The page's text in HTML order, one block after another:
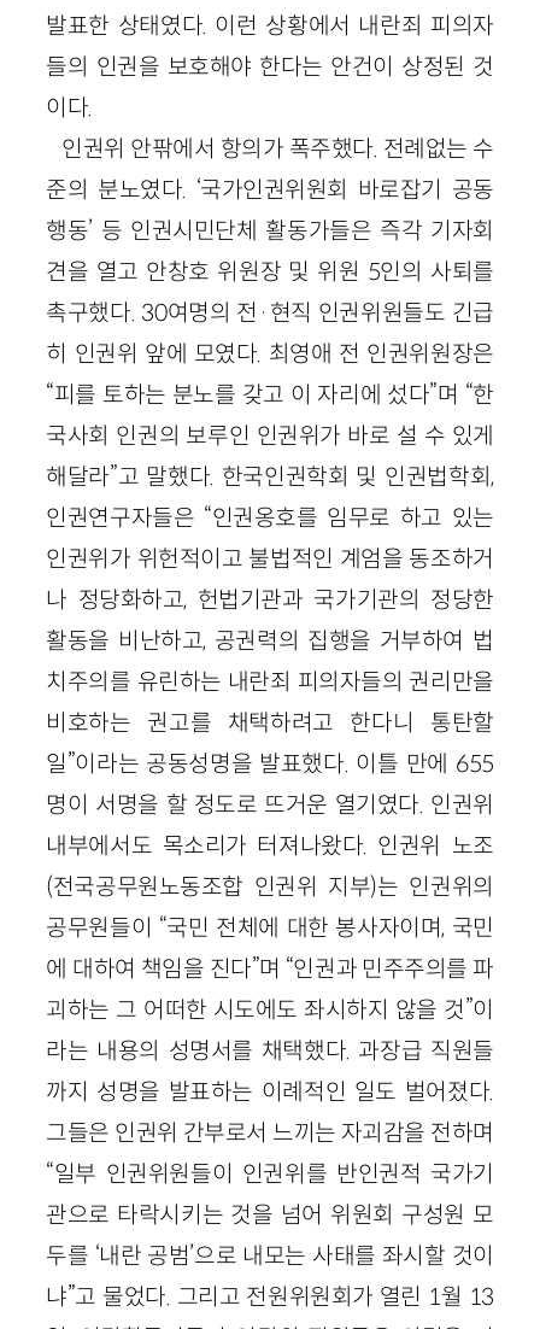
발표한 상태였다. 이런 상황에서 내란죄 피의자
들의 인권을 보호해야 한다는 안건이 상정된 것
이다.
인권위 안팎에서 항의가 폭주했다. 전례없는 수
준의 분노였다. ‘국가인권위원회 바로잡기 공동
행동’ 등 인권시민단체 활동가들은 즉각 기자회
견을 열고 안창호 위원장 및 위원 5인의 사퇴를
촉구했다. 30여명의 전·현직 인권위원들도 긴급
히 인권위 앞에 모였다. 최영애 전 인권위원장은
“피를 토하는 분노를 갖고 이 자리에 섰다”며 “한
국사회 인권의 보루인 인권위가 바로 설 수 있게
해달라”고 말했다. 한국인권학회 및 인권법학회,
인권연구자들은 “인권옹호를 임무로 하고 있는
인권위가 위헌적이고 불법적인 계엄을 동조하거
나 정당화하고, 헌법기관과 국가기관의 정당한
활동을 비난하고, 공권력의 집행을 거부하여 법
치주의를 유린하는 내란죄 피의자들의 권리만을
비호하는 권고를 채택하려고 한다니 통탄할
일”이라는 공동성명을 발표했다. 이틀 만에 655
명이 서명을 할 정도로 뜨거운 열기였다. 인권위
내부에서도 목소리가 터져나왔다. 인권위 노조
(전국공무원노동조합 인권위 지부)는 인권위의
공무원들이 “국민 전체에 대한 봉사자이며, 국민
에 대하여 책임을 진다”며 “인권과 민주주의를 파
괴하는 그 어떠한 시도에도 좌시하지 않을 것”이
라는 내용의 성명서를 채택했다. 과장급 직원들
까지 성명을 발표하는 이례적인 일도 벌어졌다.
그들은 인권위 간부로서 느끼는 자괴감을 전하며
“일부 인권위원들이 인권위를 반인권적 국가기
관으로 타락시키는 것을 넘어 위원회 구성원 모
두를 ‘내란 공범’으로 내모는 사태를 좌시할 것이
냐”고 물었다. 그리고 전원위원회가 열린 1월 13